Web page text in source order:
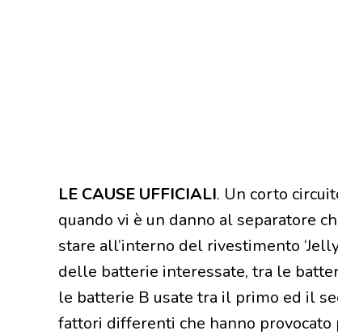
LE CAUSE UFFICIALI. Un corto
quando vi è un danno al separatore
stare all’interno del rivestimento
delle batterie interessate, tra le
le batterie B usate tra il primo ed il
fattori differenti che hanno